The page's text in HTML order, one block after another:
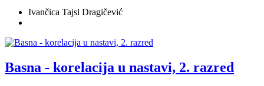
Ivančica Tajsl Dragičević
Basna - korelacija u nastavi, 2. razred